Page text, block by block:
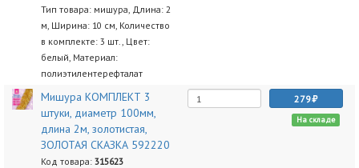
Тип товара: мишура, Длина: 2
м, Ширина: 10 см, Количество
в комплекте: 3 шт., Цвет:
белый, Материал:
полиэтилентерефталат
Мишура КОМПЛЕКТ 3
штуки, диаметр 100мм,
длина 2м, золотистая,
ЗОЛОТАЯ СКАЗКА 592220
Код товара: 315623
279
На складе